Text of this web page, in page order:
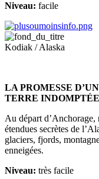
Niveau: facile
Kodiak / Alaska
LA PROMESSE
TERRE
Au départ d’Anchorage,
étendues secrètes de
glaciers, fjords,
enneigées.
Niveau: très facile